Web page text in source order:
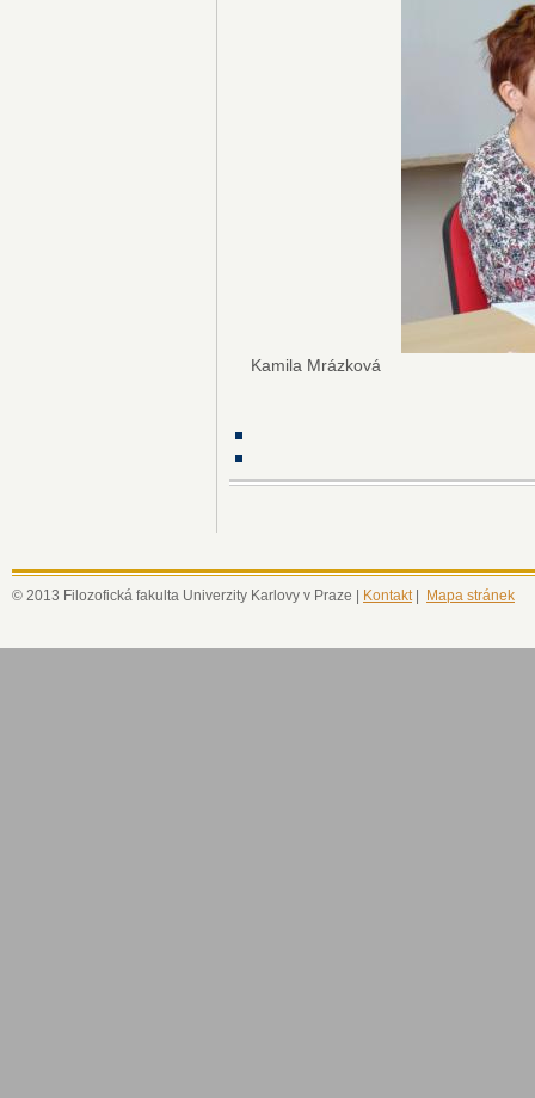
Kamila Mrázková
© 2013 Filozofická fakulta Univerzity Karlovy v Praze | Kontakt| Mapa stránek